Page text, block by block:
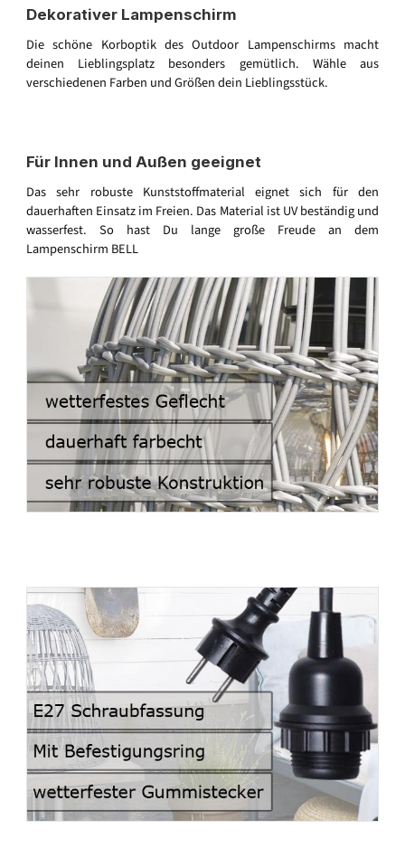
Dekorativer Lampenschirm
Die schöne Korboptik des Outdoor Lampenschirms macht
deinen Lieblingsplatz besonders gemütlich. Wähle aus
verschiedenen Farben und Größen dein Lieblingsstück.
Für Innen und Außen geeignet
Das sehr robuste Kunststoffmaterial eignet sich für den
dauerhaften Einsatz im Freien. Das Material ist UV beständig und
wasserfest. So hast Du lange große Freude an dem
Lampenschirm BELL